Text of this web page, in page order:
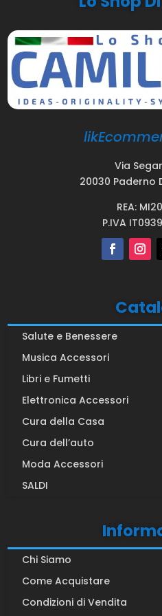
Via
20030 Paderno
REA:
P.IVA
Salute e Benessere
Musica Accessori
Libri e Fumetti
Elettronica Accessori
Cura della Casa
Cura dell’auto
Moda Accessori
SALDI
Chi Siamo
Come Acquistare
Condizioni di Vendita